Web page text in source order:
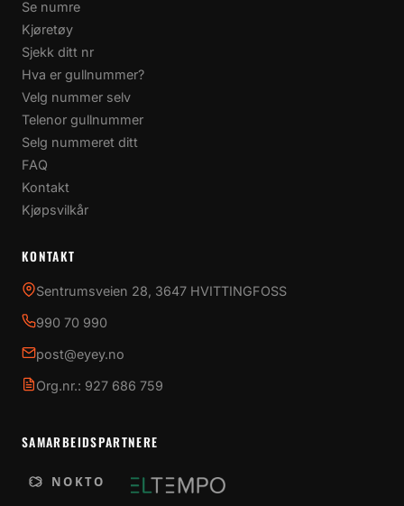
Se numre
Kjøretøy
Sjekk ditt nr
Hva er gullnummer?
Velg nummer selv
Telenor gullnummer
Selg nummeret ditt
FAQ
Kontakt
Kjøpsvilkår
KONTAKT
Sentrumsveien 28, 3647 HVITTINGFOSS
990 70 990
post@eyey.no
Org.nr.: 927 686 759
SAMARBEIDSPARTNERE